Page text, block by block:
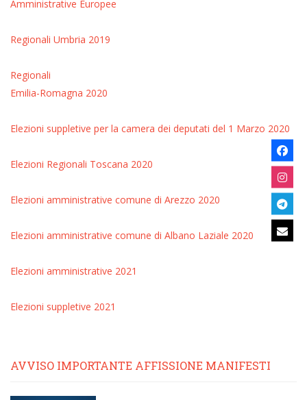
Amministrative Europee
Regionali Umbria 2019
Regionali
Emilia-Romagna 2020
Elezioni suppletive per la camera dei deputati del 1 Marzo 2020
Elezioni Regionali Toscana 2020
Elezioni amministrative comune di Arezzo 2020
Elezioni amministrative comune di Albano Laziale 2020
Elezioni amministrative 2021
Elezioni suppletive 2021
AVVISO IMPORTANTE AFFISSIONE MANIFESTI